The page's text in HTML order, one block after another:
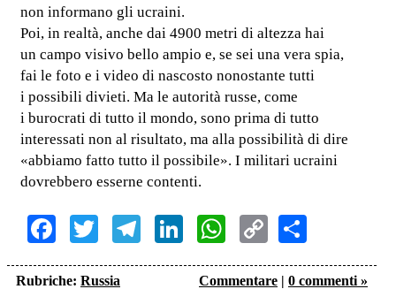
non informano gli ucraini.
Poi, in realtà, anche dai 4900 metri di altezza hai
un campo visivo bello ampio e, se sei una vera spia,
fai le foto e i video di nascosto nonostante tutti
i possibili divieti. Ma le autorità russe, come
i burocrati di tutto il mondo, sono prima di tutto
interessati non al risultato, ma alla possibilità di dire
«abbiamo fatto tutto il possibile». I militari ucraini
dovrebbero esserne contenti.
Facebook
TwitterTelegram
LinkedInWhatsApp
Copy
Link
Rubriche: Russia
Commentare | 0 commenti »